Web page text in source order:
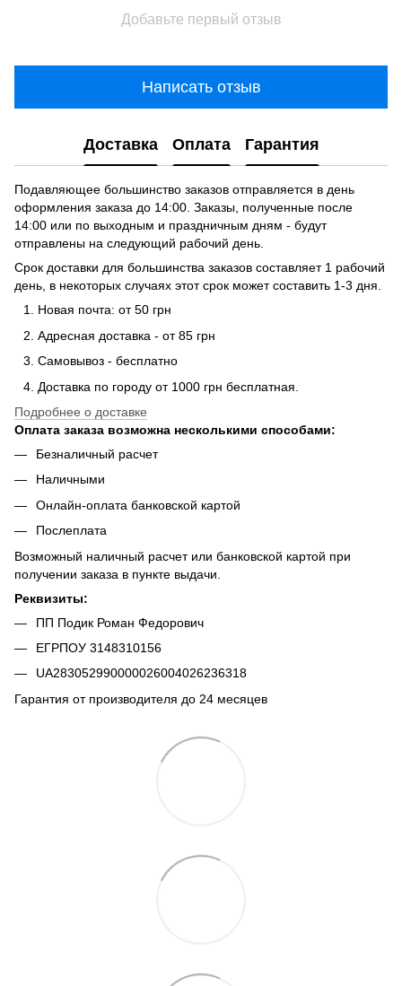
Добавьте первый отзыв
Написать отзыв
Доставка Оплата Гарантия
Подавляющее большинство заказов отправляется в день
оформления заказа до 14:00. Заказы, полученные после
14:00 или по выходным и праздничным дням - будут
отправлены на следующий рабочий день.
Срок доставки для большинства заказов составляет 1 рабочий
день, в некоторых случаях этот срок может составить 1-3 дня.
Новая почта: от 50 грн
Адресная доставка - от 85 грн
Самовывоз - бесплатно
Доставка по городу от 1000 грн бесплатная.
Подробнее о доставке
Оплата заказа возможна несколькими способами:
Безналичный расчет
Наличными
Онлайн-оплата банковской картой
Послеплата
Возможный наличный расчет или банковской картой при
получении заказа в пункте выдачи.
Реквизиты:
ПП Подик Роман Федорович
ЕГРПОУ 3148310156
UA283052990000026004026236318
Гарантия от производителя до 24 месяцев